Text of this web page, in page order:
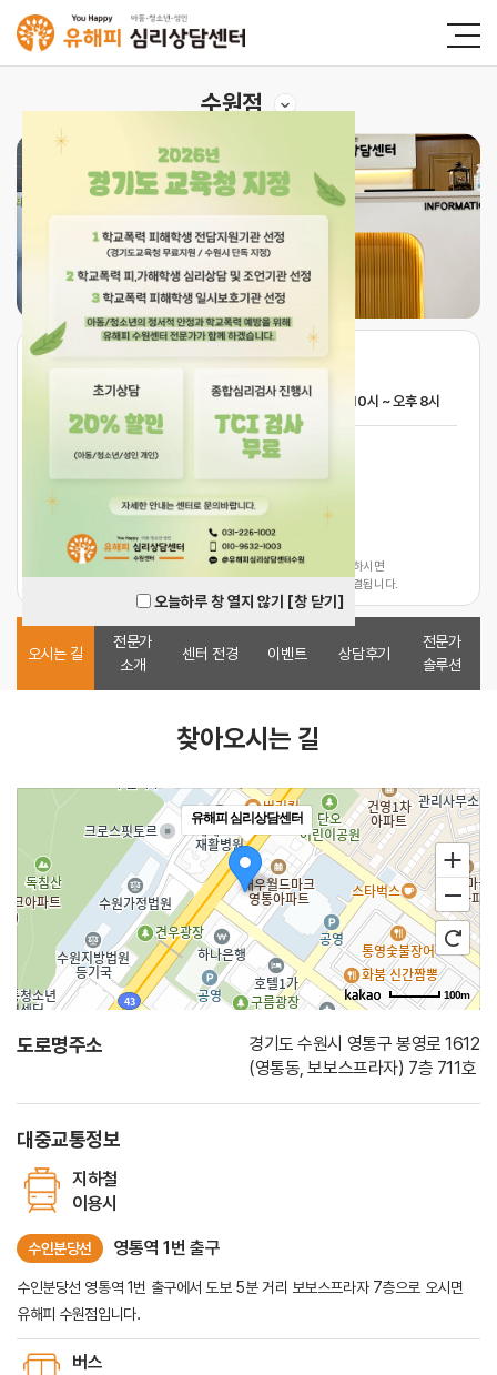
수원점
상담시간 야간 상담 운영합니다!
평일(월 ~ 금) 오전 10시 ~ 오후 10시 주말(토, 일) 오전 10시 ~ 오후 8시
상담문의
031-226-1002
010-9632-1003
@유해피심리상담센터수원
카카오톡 상담을 클릭하시면
네이버톡톡
네이버 톡톡을 클릭하시면
채팅방으로 바로 연결됩니다.
오시는 길
전문가
소개
센터 전경 이벤트 상담후기
전문가
솔루션
찾아오시는 길
100m
도로명주소
경기도 수원시 영통구 봉영로 1612
(영통동, 보보스프라자) 7층 711호
대중교통정보
지하철
이용시
수인분당선 영통역 1번 출구
수인분당선 영통역 1번 출구에서 도보 5분 거리 보보스프라자 7층으로 오시면
유해피 수원점입니다.
버스
오늘하루 창 열지 않기 [창 닫기]